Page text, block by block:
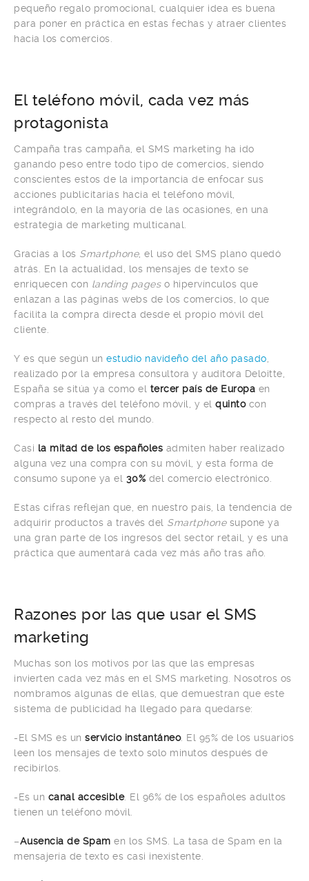
pequeño regalo promocional, cualquier idea es buena
para poner en práctica en estas fechas y atraer clientes
hacia los comercios.
El teléfono móvil, cada vez más
protagonista
Campaña tras campaña, el SMS marketing ha ido
ganando peso entre todo tipo de comercios, siendo
conscientes estos de la importancia de enfocar sus
acciones publicitarias hacia el teléfono móvil,
integrándolo, en la mayoría de las ocasiones, en una
estrategia de marketing multicanal.
Gracias a los Smartphone, el uso del SMS plano quedó
atrás. En la actualidad, los mensajes de texto se
enriquecen con landing pageso hipervínculos que
enlazan a las páginas webs de los comercios, lo que
facilita la compra directa desde el propio móvil del
cliente.
Y es que según un estudio navideño del año pasado,
realizado por la empresa consultora y auditora Deloitte,
España se sitúa ya como el tercer país de Europa en
compras a través del teléfono móvil, y el quintocon
respecto al resto del mundo.
Casi la mitad de los españoles admiten haber realizado
alguna vez una compra con su móvil, y esta forma de
consumo supone ya el 30% del comercio electrónico.
Estas cifras reflejan que, en nuestro país, la tendencia de
adquirir productos a través del Smartphone supone ya
una gran parte de los ingresos del sector retail, y es una
práctica que aumentará cada vez más año tras año.
Razones por las que usar el SMS
marketing
Muchas son los motivos por las que las empresas
invierten cada vez más en el SMS marketing. Nosotros os
nombramos algunas de ellas, que demuestran que este
sistema de publicidad ha llegado para quedarse:
-El SMS es un servicio instantáneo. El 95% de los usuarios
leen los mensajes de texto solo minutos después de
recibirlos.
-Es un canal accesible. El 96% de los españoles adultos
tienen un teléfono móvil.
–Ausencia de Spam en los SMS. La tasa de Spam en la
mensajería de texto es casi inexistente.